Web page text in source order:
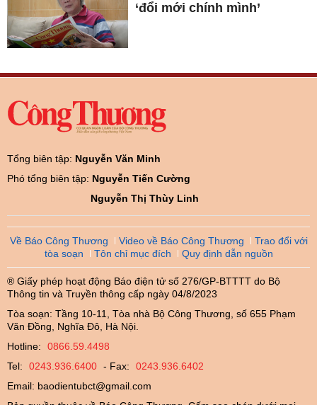
‘đổi mới chính mình’
Tổng biên tập: Nguyễn Văn Minh
Phó tổng biên tập: Nguyễn Tiến Cường
Nguyễn Thị Thùy Linh
Về Báo Công Thương Video về Báo Công Thương
Trao đổi với
tòa soạn
Tôn chỉ mục đích Quy định dẫn nguồn
® Giấy phép hoạt động Báo điện tử số 276/GP-BTTTT do Bộ
Thông tin và Truyền thông cấp ngày 04/8/2023
Tòa soạn: Tầng 10-11, Tòa nhà Bộ Công Thương, số 655 Phạm
Văn Đồng, Nghĩa Đô, Hà Nội.
Hotline:
0866.59.4498
Tel:
0243.936.6400 - Fax:
0243.936.6402
Email: baodientubct@gmail.com